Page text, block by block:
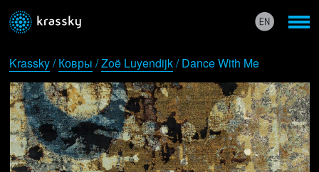
Krassky/Ковры /Zoë Luyendijk/ Dance With Me